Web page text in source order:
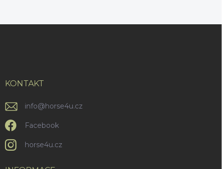
KONTAKT
info@horse4u.cz
Facebook
horse4u.cz